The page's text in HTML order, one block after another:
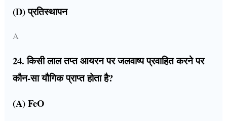
(D) प्रतिस्थापन
A
24. किसी लाल तप्त आयरन पर जलवाष्प प्रवाहित करने पर
कौन-सा यौगिक प्राप्त होता है?
(A) FeO